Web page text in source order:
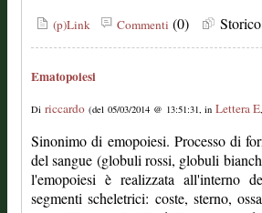
(p)Link Commenti (0) Storico
Ematopoiesi
Di riccardo (del 05/03/2014 @ 13:51:31, in Lettera E
Sinonimo di emopoiesi. Processo di
del sangue (globuli rossi, globuli
l'emopoiesi è realizzata all'interno
segmenti scheletrici: coste, sterno,